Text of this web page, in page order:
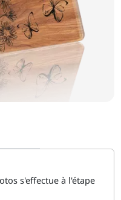
s'effectue à l'étape